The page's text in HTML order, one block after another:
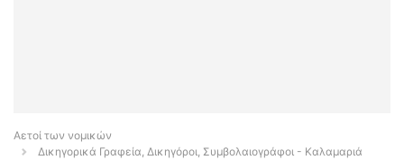
Αετοί των νομικών
Δικηγορικά Γραφεία, Δικηγόροι, Συμβολαιογράφοι - Καλαμαριά